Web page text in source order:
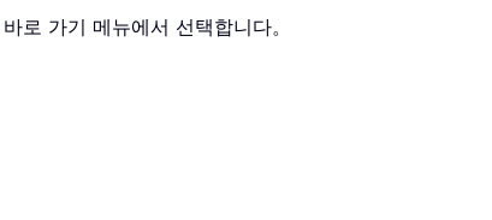
로 가기 메뉴에서 선택합니다。